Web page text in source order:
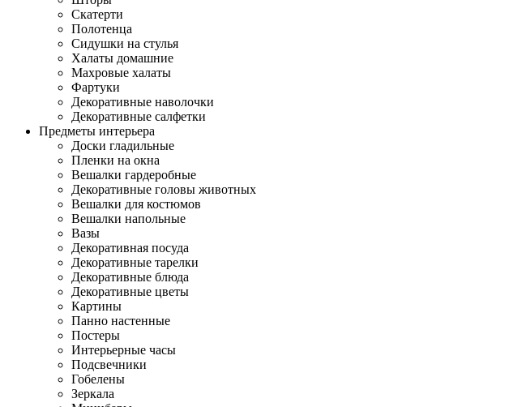
Скатерти
Полотенца
Сидушки на стулья
Халаты домашние
Махровые халаты
Фартуки
Декоративные наволочки
Декоративные салфетки
Предметы интерьера
Доски гладильные
Пленки на окна
Вешалки гардеробные
Декоративные головы животных
Вешалки для костюмов
Вешалки напольные
Вазы
Декоративная посуда
Декоративные тарелки
Декоративные блюда
Декоративные цветы
Картины
Панно настенные
Постеры
Интерьерные часы
Подсвечники
Гобелены
Зеркала